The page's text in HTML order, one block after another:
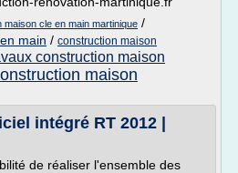
maison cle en main martinique /
main / construction maison
construction maison
maison
intégré RT 2012 |
de réaliser l'ensemble des